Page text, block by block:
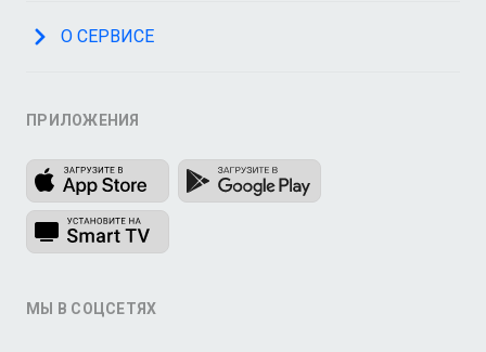
О СЕРВИСЕ
ПРИЛОЖЕНИЯ
МЫ В СОЦСЕТЯХ